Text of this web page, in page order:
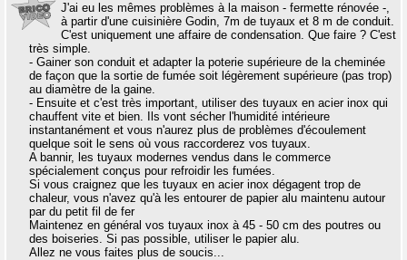
J'ai eu les mêmes problèmes à la maison - fermette rénovée -,
à partir d'une cuisinière Godin, 7m de tuyaux et 8 m de conduit.
C'est uniquement une affaire de condensation. Que faire ? C'est
très simple.
- Gainer son conduit et adapter la poterie supérieure de la cheminée
de façon que la sortie de fumée soit légèrement supérieure (pas trop)
au diamètre de la gaine.
- Ensuite et c'est très important, utiliser des tuyaux en acier inox qui
chauffent vite et bien. Ils vont sécher l'humidité intérieure
instantanément et vous n'aurez plus de problèmes d'écoulement
quelque soit le sens où vous raccorderez vos tuyaux.
A bannir, les tuyaux modernes vendus dans le commerce
spécialement conçus pour refroidir les fumées.
Si vous craignez que les tuyaux en acier inox dégagent trop de
chaleur, vous n'avez qu'à les entourer de papier alu maintenu autour
par du petit fil de fer
Maintenez en général vos tuyaux inox à 45 - 50 cm des poutres ou
des boiseries. Si pas possible, utiliser le papier alu.
Allez ne vous faites plus de soucis...